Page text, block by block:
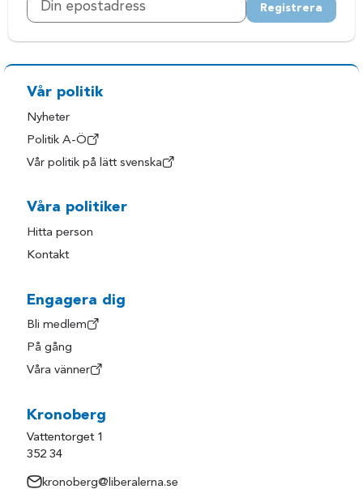
Registrera
Vår politik
Nyheter
Politik A-Ö
Vår politik på lätt svenska
Våra politiker
Hitta person
Kontakt
Engagera dig
Bli medlem
På gång
Våra vänner
Kronoberg
Vattentorget 1
352 34
kronoberg@liberalerna.se